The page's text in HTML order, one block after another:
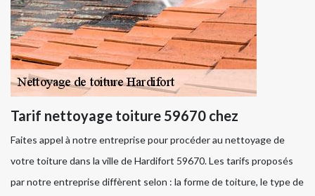
Tarif nettoyage toiture 59670 chez
Faites appel à notre entreprise pour procéder au nettoyage de
votre toiture dans la ville de Hardifort 59670. Les tarifs proposés
par notre entreprise diffèrent selon : la forme de toiture, le type de